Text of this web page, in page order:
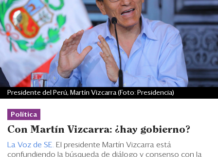
Portada
¿Qué está pasando?
Sectores y Empresas
Management
Economía y Finanzas
Eventos
Política
Con Martín Vizcarra: ¿hay gobierno?
La Voz de SE.
El presidente Martín Vizcarra está
confundiendo la búsqueda de diálogo y consenso con la
Presidente del Perú, Martín Vizcarra (Foto: Presidencia)